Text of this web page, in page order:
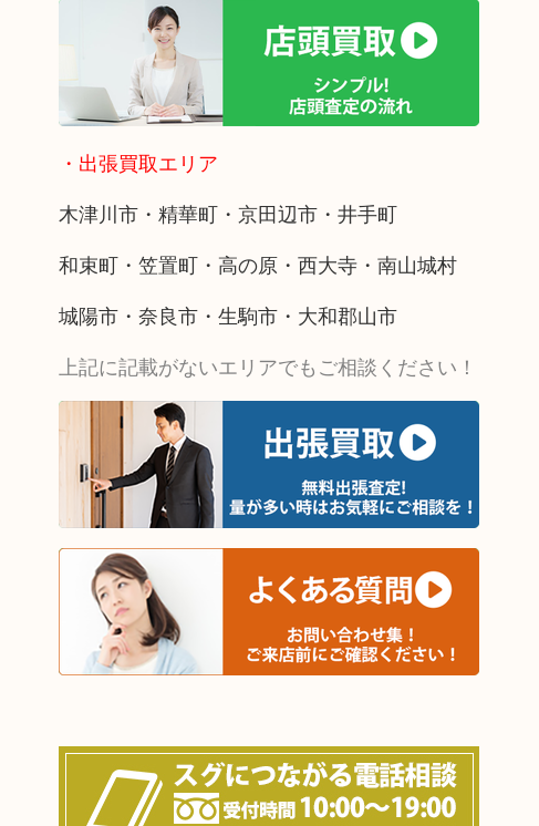
・出張買取エリア
木津川市・精華町・京田辺市・井手町
和束町・笠置町・高の原・西大寺・南山城村
城陽市・奈良市・生駒市・大和郡山市
上記に記載がないエリアでもご相談ください！